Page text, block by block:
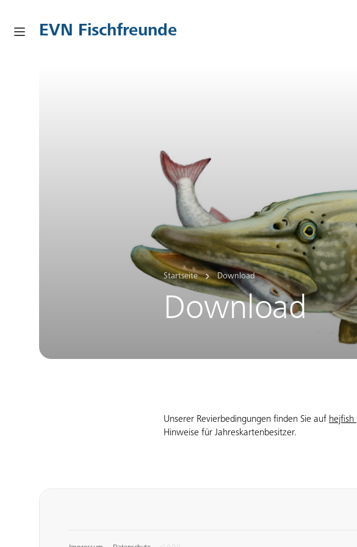
EVN Fischfreunde
Startseite Download
Download
Unserer Revierbedingungen finden Sie auf hejfish
Hinweise für Jahreskartenbesitzer.